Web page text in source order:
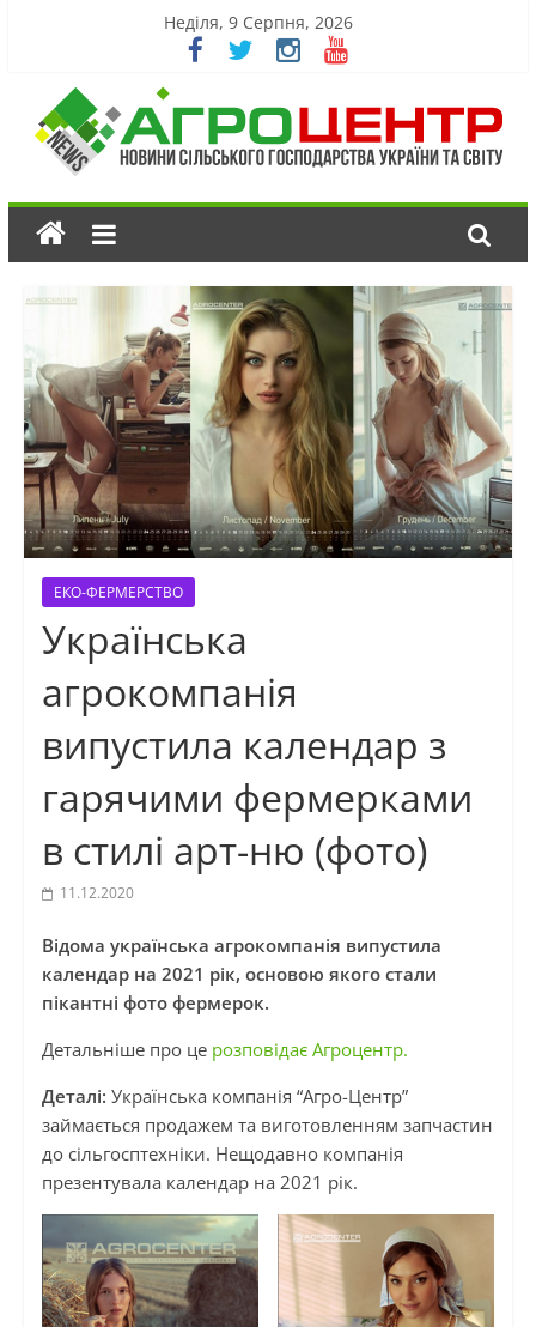
Неділя, 9 Серпня, 2026
ЕКО-ФЕРМЕРСТВО
Українська
агрокомпанія
випустила календар з
гарячими фермерками
в стилі арт-ню (фото)
11.12.2020
Відома українська агрокомпанія випустила
календар на 2021 рік, основою якого стали
пікантні фото фермерок.
Детальніше про це розповідає Агроцентр.
Деталі: Українська компанія “Агро-Центр”
займається продажем та виготовленням запчастин
до сільгосптехніки. Нещодавно компанія
презентувала календар на 2021 рік.